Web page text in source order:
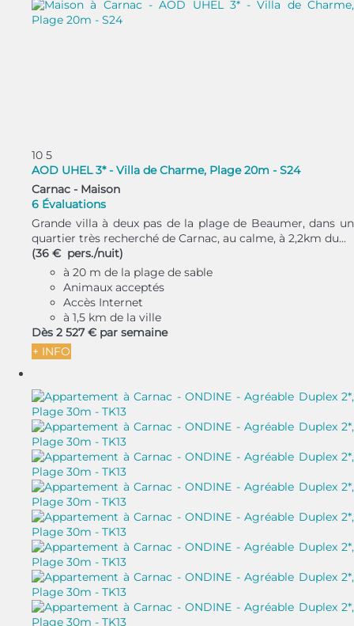
10 5
AOD UHEL 3* - Villa de Charme, Plage 20m - S24
Carnac - Maison
6 Évaluations
Grande villa à deux pas de la plage de Beaumer, dans un
quartier très recherché de Carnac, au calme, à 2,2km du...
(36 € pers./nuit)
à 20 m de la plage de sable
Animaux acceptés
Accès Internet
à 1,5 km de la ville
Dès 2 527 € par semaine
+ INFO